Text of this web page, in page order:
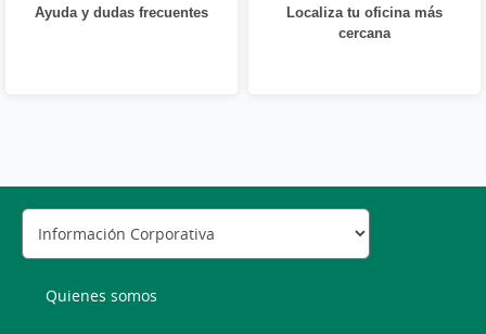
Ayuda y dudas frecuentes
Localiza tu oficina más
cercana
Quienes somos